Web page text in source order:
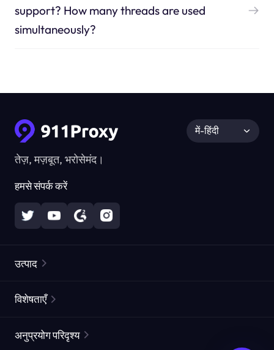
support? How many threads are used
simultaneously?
तेज़, मज़बूत, भरोसेमंद।
हमसे संपर्क करें
में-हिंदी
उत्पाद
स्थैतिक रेज़िडेंशियल प्रॉक्सीज़
विशेषताएँ
प्रॉक्सी चेकर
अनुप्रयोग परिदृश्य